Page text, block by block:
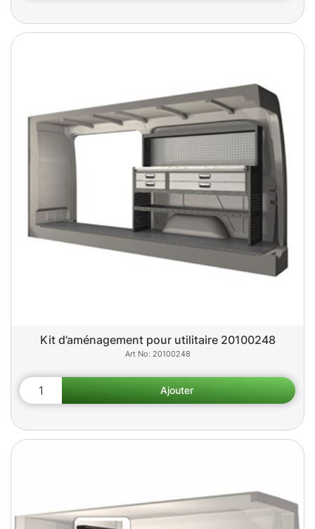
Kit d’aménagement pour utilitaire 20100248
20100248